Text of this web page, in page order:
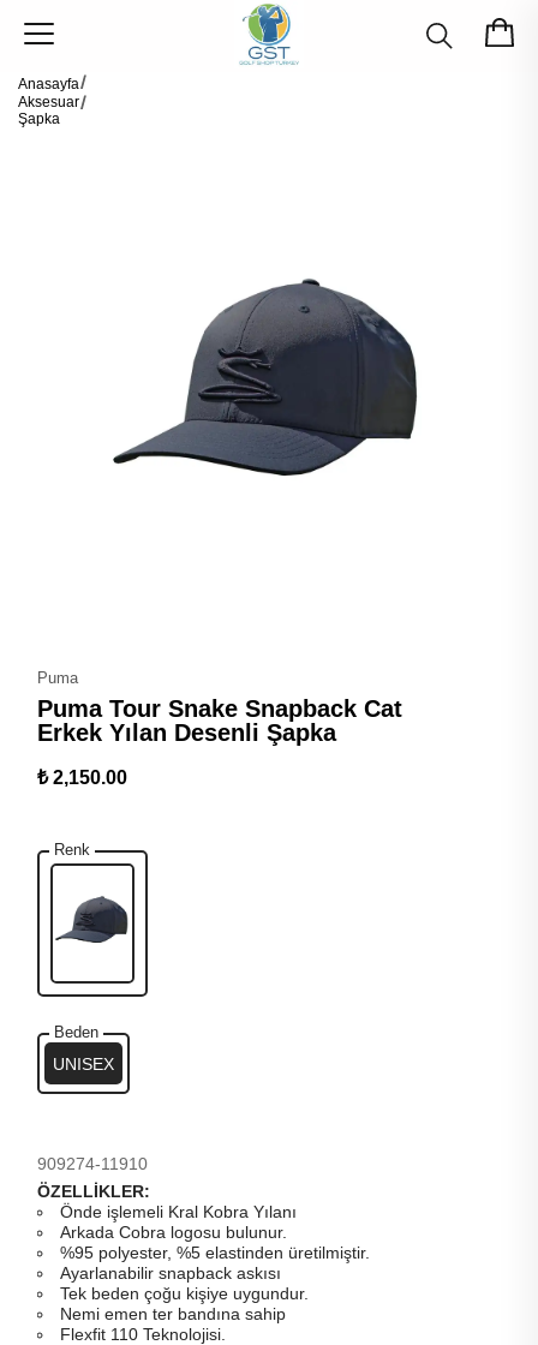
Anasayfa
Aksesuar
Şapka
Puma
Puma Tour Snake Snapback Cat
Erkek Yılan Desenli Şapka
₺ 2,150.00
Renk
Beden
UNISEX
909274-11910
ÖZELLİKLER:
Önde işlemeli Kral Kobra Yılanı
Arkada Cobra logosu bulunur.
%95 polyester, %5 elastinden üretilmiştir.
Ayarlanabilir snapback askısı
Tek beden çoğu kişiye uygundur.
Nemi emen ter bandına sahip
Flexfit 110 Teknolojisi.